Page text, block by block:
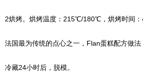
2烘烤。烘烤温度：215℃/180℃，烘烤时间：
法国最为传统的点心之一，Flan蛋糕配方做法
冷藏24小时后，脱模。